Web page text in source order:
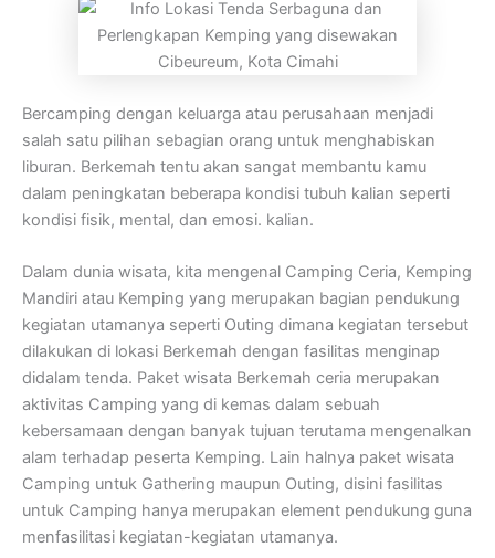
Bercamping dengan keluarga atau perusahaan menjadi
salah satu pilihan sebagian orang untuk menghabiskan
liburan. Berkemah tentu akan sangat membantu kamu
dalam peningkatan beberapa kondisi tubuh kalian seperti
kondisi fisik, mental, dan emosi. kalian.
Dalam dunia wisata, kita mengenal Camping Ceria, Kemping
Mandiri atau Kemping yang merupakan bagian pendukung
kegiatan utamanya seperti Outing dimana kegiatan tersebut
dilakukan di lokasi Berkemah dengan fasilitas menginap
didalam tenda. Paket wisata Berkemah ceria merupakan
aktivitas Camping yang di kemas dalam sebuah
kebersamaan dengan banyak tujuan terutama mengenalkan
alam terhadap peserta Kemping. Lain halnya paket wisata
Camping untuk Gathering maupun Outing, disini fasilitas
untuk Camping hanya merupakan element pendukung guna
menfasilitasi kegiatan-kegiatan utamanya.